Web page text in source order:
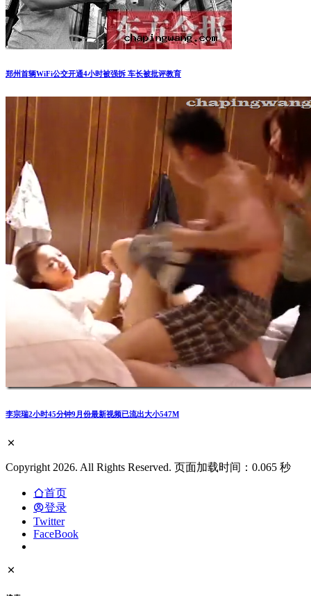
郑州首辆WiFi公交开通4小时被强拆 车长被批评教育
李宗瑞2小时45分钟9月份最新视频已流出大小547M
Copyright 2026. All Rights Reserved. 页面加载时间：0.065 秒
首页
登录
Twitter
FaceBook